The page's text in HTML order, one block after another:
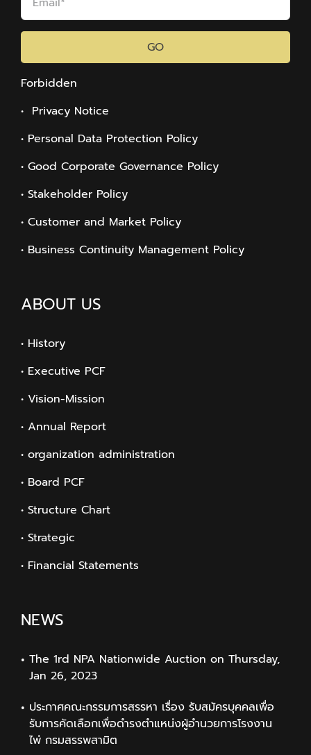
GO
Forbidden
• Privacy Notice
• Personal Data Protection Policy
• Good Corporate Governance Policy
• Stakeholder Policy
• Customer and Market Policy
• Business Continuity Management Policy
ABOUT US
• History
• Executive PCF
• Vision-Mission
• Annual Report
• organization administration
• Board PCF
• Structure Chart
• Strategic
• Financial Statements
NEWS
The 1rd NPA Nationwide Auction on Thursday,
Jan 26, 2023
ประกาศคณะกรรมการสรรหา เรื่อง รับสมัครบุคคลเพื่อ
รับการคัดเลือกเพื่อดำรงตำแหน่งผู้อำนวยการโรงงาน
ไพ่ กรมสรรพสามิต